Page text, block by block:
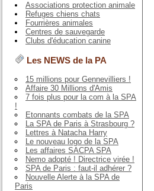
Associations protection animale
Refuges chiens chats
Fourrières animales
Centres de sauvegarde
Clubs d'éducation canine
Les NEWS de la PA
15 millions pour Gennevilliers !
Affaire 30 Millions d'Amis
7 fois plus pour la com à la SPA
!
Etonnants combats de la SPA
La SPA de Paris à Strasbourg ?
Lettres à Natacha Harry
Le nouveau logo de la SPA
Les affaires SACPA SPA
Nemo adopté ! Directrice virée !
SPA de Paris : faut-il adhérer ?
Nouvelle Alerte à la SPA de
Paris